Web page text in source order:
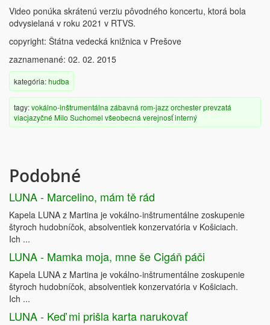
Video ponúka skrátenú verziu pôvodného koncertu, ktorá bola
odvysielaná v roku 2021 v RTVS.
copyright: Štátna vedecká knižnica v Prešove
zaznamenané: 02. 02. 2015
kategória:hudba
tagy:vokálno-inštrumentálna zábavná rom-jazzorchesterprevzatá
viacjazyčné Milo Suchomel všeobecná verejnosťinterný
Podobné
LUNA - Marcelino, mám tě rád
Kapela LUNA z Martina je vokálno-inštrumentálne zoskupenie
štyroch hudobníčok, absolventiek konzervatória v Košiciach.
Ich ...
LUNA - Mamka moja, mne še Cigáň páči
Kapela LUNA z Martina je vokálno-inštrumentálne zoskupenie
štyroch hudobníčok, absolventiek konzervatória v Košiciach.
Ich ...
LUNA - Keď mi prišla karta narukovať